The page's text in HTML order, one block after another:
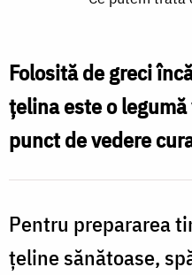
trata
cu
tinctură
de
țelină
Folosită de greci
țelina este o
punct de vedere
Pentru prepararea
țeline sănătoase,